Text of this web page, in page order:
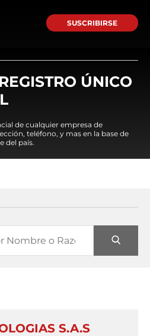
SUSCRIBIRSE
ÚNICO
de cualquier empresa de
teléfono, y mas en la base de
del país.
S.A.S